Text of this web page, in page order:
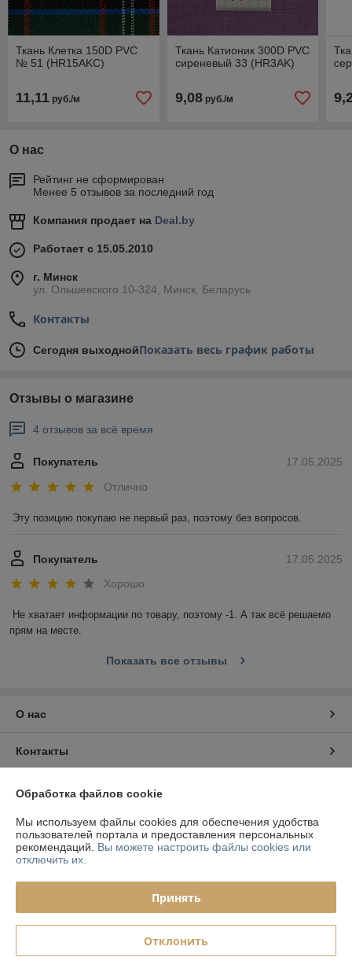
Ткань Клетка 150D PVC
№ 51 (HR15AKC)
11,11 руб./м
Ткань Катионик 300D PVC
сиреневый 33 (HR3AK)
9,08руб./м
О нас
Рейтинг не сформирован
Менее 5 отзывов за последний год
Компания продает на Deal.by
Работает с 15.05.2010
г. Минск
ул. Ольшевского 10-324, Минск, Беларусь
Контакты
Сегодня выходнойПоказать весь график работы
Отзывы о магазине
4 отзывов за всё время
17.05.2025
Покупатель
Отлично
Эту позицию покупаю не первый раз, поэтому без вопросов.
17.05.2025
Покупатель
Хорошо
Не хватает информации по товару, поэтому -1. А так всё решаемо
прям на месте.
Показать все отзывы
О нас
Контакты
Доставка и оплата
График работы
Полная версия сайта
Политика обработки cookies
Сайт создан на платформе Deal.by
Обработка файлов cookie
Мы используем файлы cookies для обеспечения удобства
пользователей портала и предоставления персональных
рекомендаций. Вы можете настроить файлы cookies или
отключить их.
Принять
Отклонить